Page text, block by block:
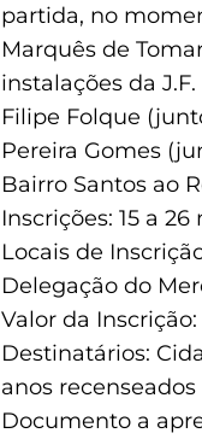
partida, no
Marquês de
instalações da
Filipe Folque
Pereira Gomes
Bairro Santos ao
Inscrições: 15 a 26
Locais de
Delegação do
Valor da
Destinatários:
anos
Documento a